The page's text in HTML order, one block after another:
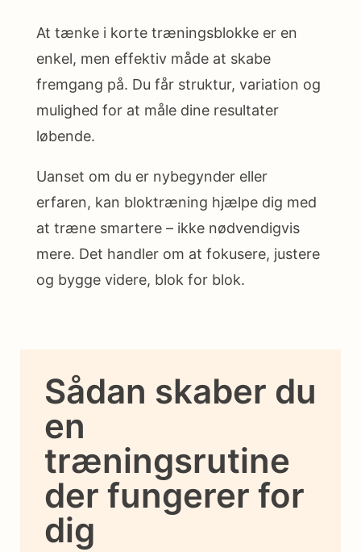
At tænke i korte træningsblokke er en
enkel, men effektiv måde at skabe
fremgang på. Du får struktur, variation og
mulighed for at måle dine resultater
løbende.
Uanset om du er nybegynder eller
erfaren, kan bloktræning hjælpe dig med
at træne smartere – ikke nødvendigvis
mere. Det handler om at fokusere, justere
og bygge videre, blok for blok.
Sådan skaber du
en
træningsrutine
der fungerer for
dig